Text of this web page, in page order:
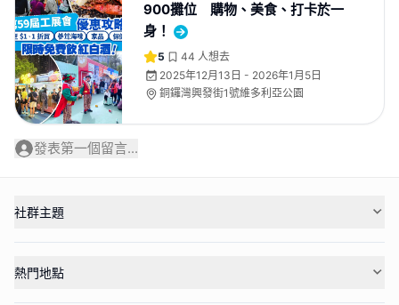
900攤位 購物、美食、打卡於一
身！
5 44 人想去
2025年12月13日 - 2026年1月5日
銅鑼灣興發街1號維多利亞公園
發表第一個留言...
社群主題
熱門地點